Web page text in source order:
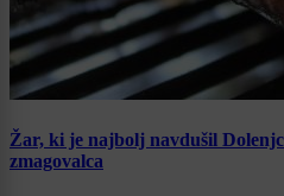
Žar, ki je najbolj navdušil
zmagovalca